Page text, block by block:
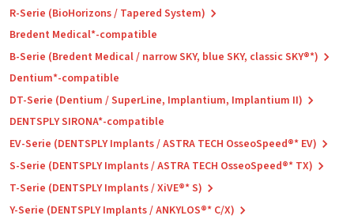
R-Serie (BioHorizons / Tapered System)
Bredent Medical*-compatible
B-Serie (Bredent Medical / narrow SKY, blue SKY, classic SKY®*)
Dentium*-compatible
DT-Serie (Dentium / SuperLine, Implantium, Implantium II)
DENTSPLY SIRONA*-compatible
EV-Serie (DENTSPLY Implants / ASTRA TECH OsseoSpeed®* EV)
S-Serie (DENTSPLY Implants / ASTRA TECH OsseoSpeed®* TX)
T-Serie (DENTSPLY Implants / XiVE®* S)
Y-Serie (DENTSPLY Implants / ANKYLOS®* C/X)